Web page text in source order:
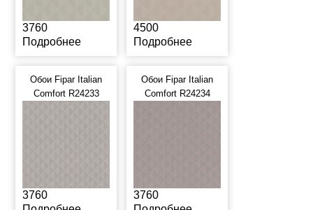
3760
Подробнее
4500
Подробнее
Обои Fipar Italian
Comfort R24233
3760
Обои Fipar Italian
Comfort R24234
3760